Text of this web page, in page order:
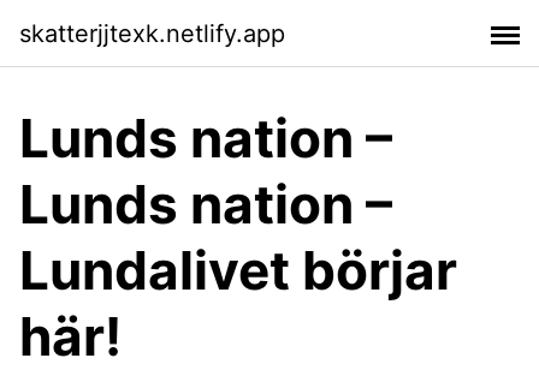
skatterjjtexk.netlify.app
Lunds nation –
Lunds nation –
Lundalivet börjar
här!